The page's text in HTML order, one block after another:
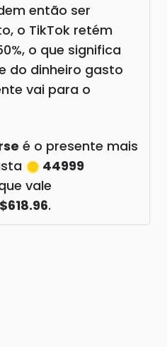
então ser
o TikTok retém
o que significa
do dinheiro gasto
vai para o
é o presente mais
44999
vale
$618.96.